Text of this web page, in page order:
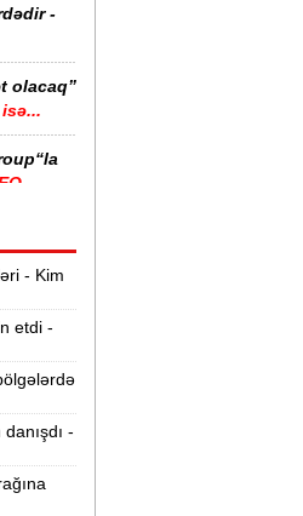
-
olacaq”
edə
- Kim
etdi -
-